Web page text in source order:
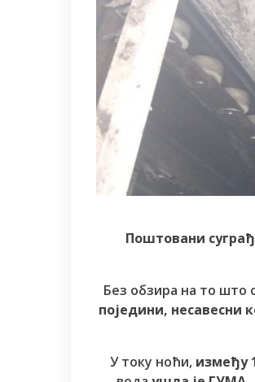
Поштовани
Без обзира на то што
поједини, несавесни
У току ноћи, између